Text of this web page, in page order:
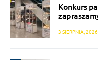
Konkurs
3 SIERPNIA, 2026